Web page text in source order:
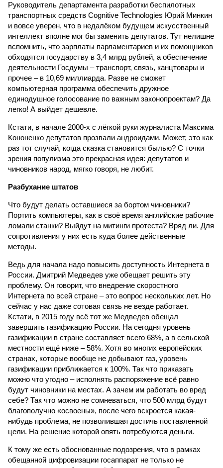
Руководитель департамента разработки беспилотных
транспортных средств Cognitive Technologies Юрий Минкин
и вовсе уверен, что в недалёком будущем искусственный
интеллект вполне мог бы заменить депутатов. Тут нелишне
вспомнить, что зарплаты парламентариев и их помощников
обходятся государству в 3,4 млрд рублей, а обеспечение
деятельности Госдумы – транспорт, связь, канцтовары и
прочее – в 10,69 миллиарда. Разве не сможет
компьютерная программа обеспечить дружное
единодушное голосование по важным законопроектам? Да
легко! А вый­дет дешевле.
Кстати, в начале 2000-х с лёгкой руки журналиста Максима
Кононенко депутатов прозвали андроидами. Может, это как
раз тот случай, когда сказка становится былью? С точки
зрения популизма это прекрасная идея: депутатов и
чиновников народ, мягко говоря, не любит.
Разбухание штатов
Что будут делать оставшиеся за бортом чиновники?
Портить компьютеры, как в своё время английские рабочие
ломали станки? Выйдут на митинги протеста? Вряд ли. Для
сопротивления у них есть куда более действенные
методы.
Ведь для начала надо повысить доступность Интернета в
России. Дмитрий Медведев уже обещает решить эту
проблему. Он говорит, что внедрение скоростного
Интернета по всей стране – это вопрос нескольких лет. Но
сейчас у нас даже сотовая связь не везде работает.
Кстати, в 2015 году всё тот же Медведев обещал
завершить газификацию России. На сегодня уровень
газификации в стране составляет всего 68%, а в сельской
местности ещё ниже – 58%. Хотя во многих европейских
странах, которые вообще не добывают газ, уровень
газификации приближается к 100%. Так что приказать
можно что угодно – исполнять распоряжение всё равно
будут чиновники на местах. А зачем им работать во вред
себе? Так что можно не сомневаться, что 500 млрд будут
благополучно «освоены», после чего вскроется какая-
нибудь проблема, не позволившая достичь поставленной
цели. На решение которой опять потребуются деньги.
К тому же есть обоснованные подозрения, что в рамках
обещанной цифровизации госаппарат не только не